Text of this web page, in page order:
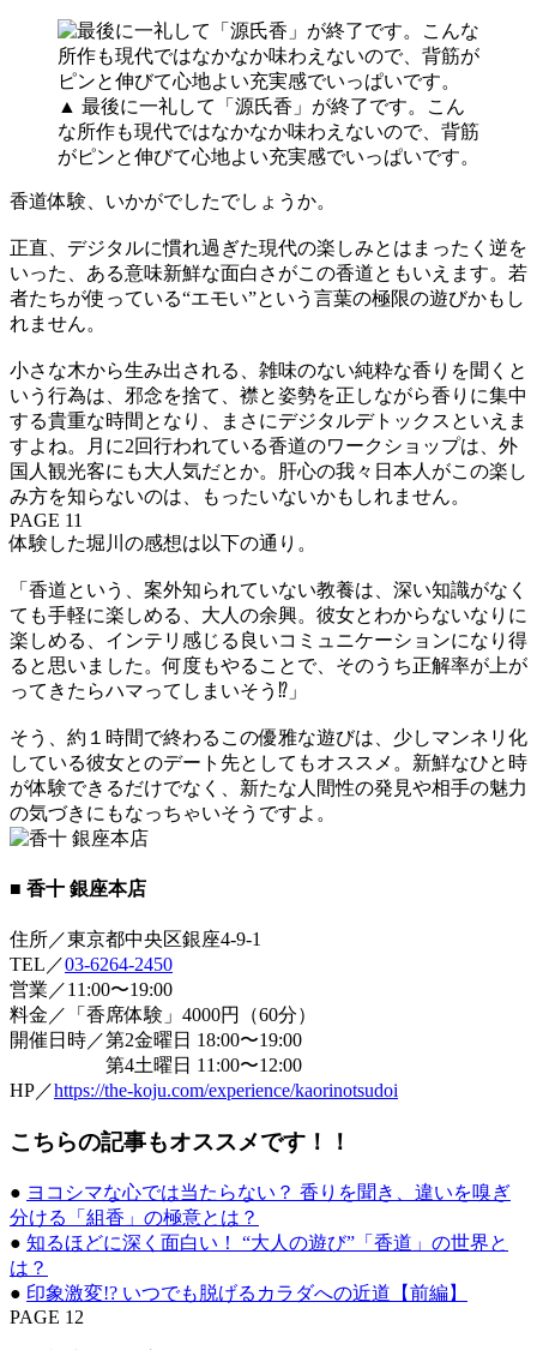
▲ 最後に一礼して「源氏香」が終了です。こん
な所作も現代ではなかなか味わえないので、背筋
がピンと伸びて心地よい充実感でいっぱいです。
香道体験、いかがでしたでしょうか。
正直、デジタルに慣れ過ぎた現代の楽しみとはまったく逆を
いった、ある意味新鮮な面白さがこの香道ともいえます。若
者たちが使っている“エモい”という言葉の極限の遊びかもし
れません。
小さな木から生み出される、雑味のない純粋な香りを聞くと
いう行為は、邪念を捨て、襟と姿勢を正しながら香りに集中
する貴重な時間となり、まさにデジタルデトックスといえま
すよね。月に2回行われている香道のワークショップは、外
国人観光客にも大人気だとか。肝心の我々日本人がこの楽し
み方を知らないのは、もったいないかもしれません。
PAGE 11
体験した堀川の感想は以下の通り。
「香道という、案外知られていない教養は、深い知識がなく
ても手軽に楽しめる、大人の余興。彼女とわからないなりに
楽しめる、インテリ感じる良いコミュニケーションになり得
ると思いました。何度もやることで、そのうち正解率が上が
ってきたらハマってしまいそう⁉」
そう、約１時間で終わるこの優雅な遊びは、少しマンネリ化
している彼女とのデート先としてもオススメ。新鮮なひと時
が体験できるだけでなく、新たな人間性の発見や相手の魅力
の気づきにもなっちゃいそうですよ。
■ 香十 銀座本店
住所／東京都中央区銀座4-9-1
TEL／03-6264-2450
営業／11:00〜19:00
料金／「香席体験」4000円（60分）
開催日時／第2金曜日 18:00〜19:00
第4土曜日 11:00〜12:00
HP／https://the-koju.com/experience/kaorinotsudoi
こちらの記事もオススメです！！
● ヨコシマな心では当たらない？ 香りを聞き、違いを嗅ぎ
分ける「組香」の極意とは？
● 知るほどに深く面白い！ “大人の遊び”「香道」の世界と
は？
● 印象激変!? いつでも脱げるカラダへの近道【前編】
PAGE 12